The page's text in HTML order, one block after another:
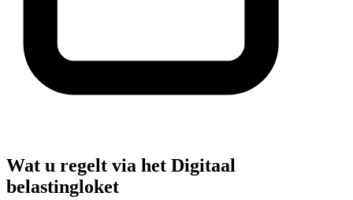
Wat u regelt via het Digitaal
belastingloket